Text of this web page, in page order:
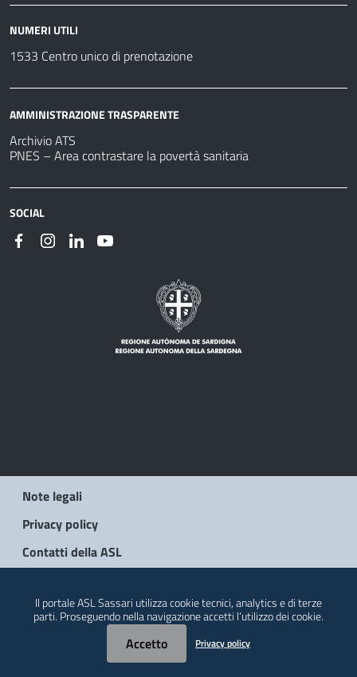
NUMERI UTILI
1533 Centro unico di prenotazione
AMMINISTRAZIONE TRASPARENTE
Archivio ATS
PNES – Area contrastare la povertà sanitaria
SOCIAL
Note legali
Privacy policy
Contatti della ASL
Il portale ASL Sassari utilizza cookie tecnici, analytics e di terze
parti. Proseguendo nella navigazione accetti l’utilizzo dei cookie.
Accetto Privacy policy